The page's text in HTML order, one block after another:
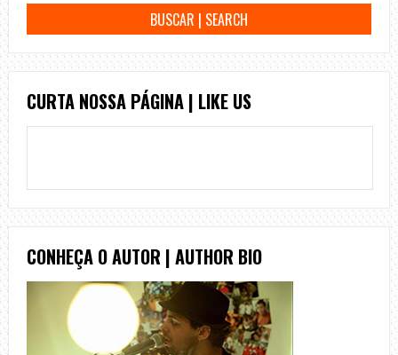
CURTA NOSSA PÁGINA | LIKE US
CONHEÇA O AUTOR | AUTHOR BIO